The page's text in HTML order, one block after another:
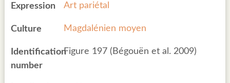
Expression Art pariétal
Culture Magdalénien moyen
Identification
number
Figure 197 (Bégouën et al. 2009)